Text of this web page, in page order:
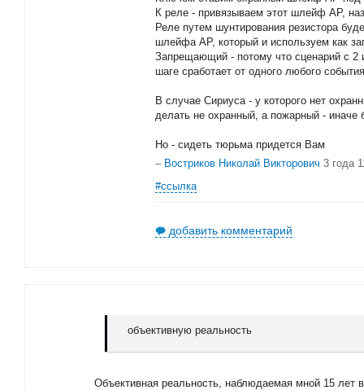
К реле - привязываем этот шлейф АР,
Реле путем шунтирования резистора
шлейфа АР, который и используем как
Запрещающий - потому что сценарий с
шаге сработает от одного любого события
В случае Сириуса - у которого нет
делать не охранный, а пожарный - иначе
Но - сидеть тюрьма придется Вам
– Востриков Николай Викторович 3 года
#ссылка
добавить комментарий
объективную реальность
Объективная реальность, наблюдаемая мной 15 лет